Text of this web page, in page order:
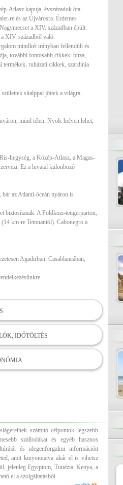
Atlasz kapuja, évszázadok óta
re és az Újvárosra. Érdemes
a XIV. században épült.
XIV. századból való.
mindkét irányban fellendült és
további fontosabb cikkek: búza,
termékek, ruházati cikkek, szardínia
sítalppal jöttek a világra.
mind télen. Nyolc helyen lehet,
hegység, a Közép-Atlasz, a Magas-
Ez a hivatal különböző
bár az Atlanti-óceán nyáron is
biztosítanak. A Földközi-tengerparton,
km-re Tetouantól). Cabonegro a
Agadirban, Casablancában,
IDŐTÖLTÉS
számító célpontok legszebb
szállodákat és egyéb hasznos
és idegenforgalmi információit
amit kinyomtatva akár el is vihetsz
jelenleg Egyiptom, Tunézia, Kenya, a
el a szolgáltatásból.